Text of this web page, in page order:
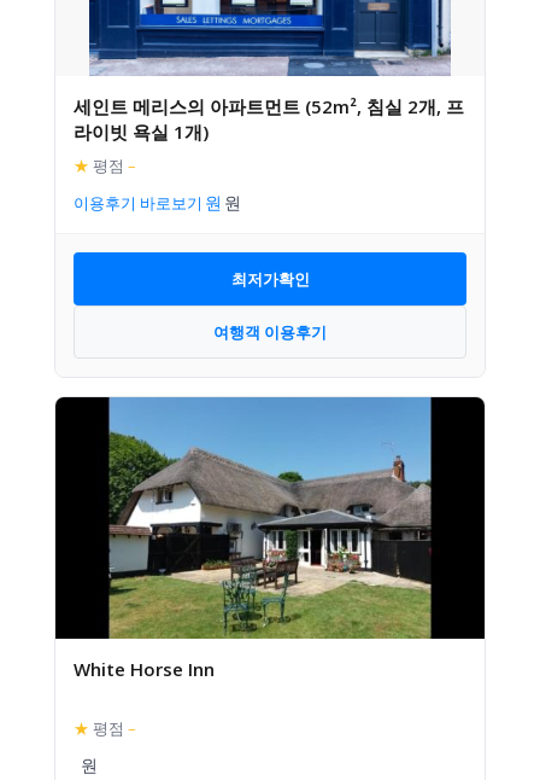
세인트 메리스의 아파트먼트 (52m², 침실 2개, 프
라이빗 욕실 1개)
★ 평점 –
이용후기 바로보기
최저가확인
여행객 이용후기
White Horse Inn
★ 평점 –